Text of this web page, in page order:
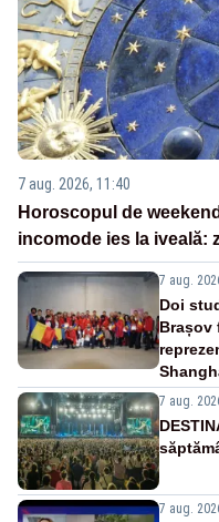
7 aug. 2026, 11:40
Horoscopul de
incomode ies la iveală:
7 aug.
Doi
Brașov
7 aug.
7 aug.